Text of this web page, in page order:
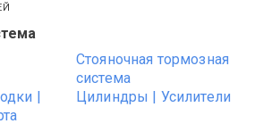
Стояночная тормозная
система
|
Цилиндры | Усилители